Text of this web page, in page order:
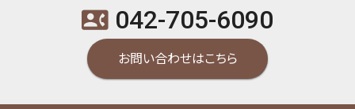
contact_phone 042-705-6090
お問い合わせはこちら